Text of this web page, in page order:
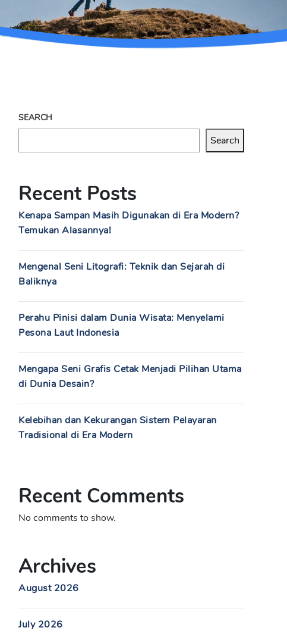
SEARCH
Search
Recent Posts
Kenapa Sampan Masih Digunakan di Era Modern?
Temukan Alasannya!
Mengenal Seni Litografi: Teknik dan Sejarah di
Baliknya
Perahu Pinisi dalam Dunia Wisata: Menyelami
Pesona Laut Indonesia
Mengapa Seni Grafis Cetak Menjadi Pilihan Utama
di Dunia Desain?
Kelebihan dan Kekurangan Sistem Pelayaran
Tradisional di Era Modern
Recent Comments
No comments to show.
Archives
August 2026
July 2026